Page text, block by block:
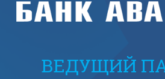
ВЕДУЩИЙ